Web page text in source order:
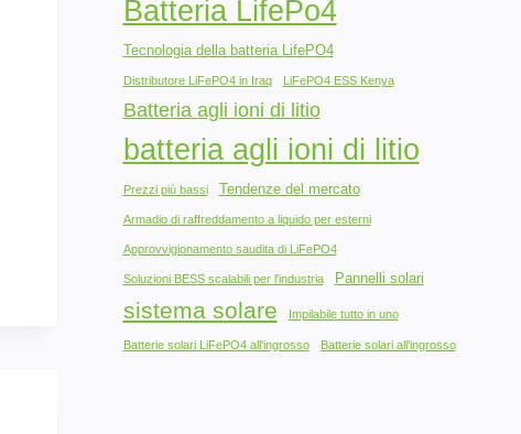
Batteria LifePo4
Tecnologia della batteria LifePO4
Distributore LiFePO4 in Iraq LiFePO4 ESS Kenya
Batteria agli ioni di litio
batteria agli ioni di litio
Prezzi più bassi Tendenze del mercato
Armadio di raffreddamento a liquido per esterni
Approvvigionamento saudita di LiFePO4
Soluzioni BESS scalabili per l'industria Pannelli solari
sistema solare Impilabile tutto in uno
Batterie solari LiFePO4 all'ingrosso Batterie solari all'ingrosso